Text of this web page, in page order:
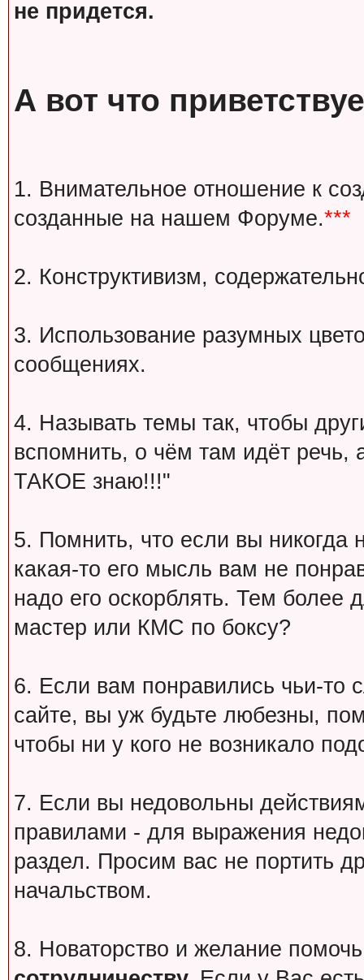
не придется.
А вот что
1. Внимательное отношение к
созданные на нашем Форуме.***
2. Конструктивизм,
3. Использование разумных
сообщениях.
4. Называть темы так, чтобы
вспомнить, о чём там идёт речь,
ТАКОЕ знаю!!!"
5. Помнить, что если вы никогда
какая-то его мысль вам не
надо его оскорблять. Тем более
мастер или КМС по боксу?
6. Если вам понравились чьи-то
сайте, вы уж будьте любезны,
чтобы ни у кого не возникало
7. Если вы недовольны
правилами - для выражения
раздел. Просим вас не портить
начальством.
8. Новаторство и желание